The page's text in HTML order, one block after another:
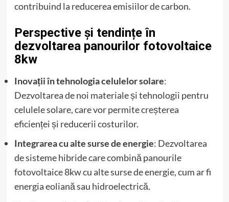
contribuind la reducerea emisiilor de carbon.
Perspective și tendințe în
dezvoltarea panourilor fotovoltaice
8kw
Inovații în tehnologia celulelor solare:
Dezvoltarea de noi materiale și tehnologii pentru
celulele solare, care vor permite creșterea
eficienței și reducerii costurilor.
Integrarea cu alte surse de energie: Dezvoltarea
de sisteme hibride care combină panourile
fotovoltaice 8kw cu alte surse de energie, cum ar fi
energia eoliană sau hidroelectrică.